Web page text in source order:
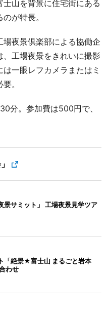
山を背景に住宅街にある
が特長。
夜景倶楽部による協働企
工場夜景をきれいに撮影
一眼レフカメラまたはミ
。
分。参加費は500円で、
景サミット」 工場夜景見学ツア
「絶景★富士山 まるごと岩本
わせ